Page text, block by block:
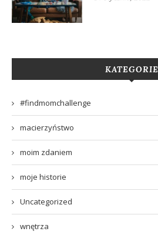
KATEGORIE
#findmomchallenge
macierzyństwo
moim zdaniem
moje historie
Uncategorized
wnętrza